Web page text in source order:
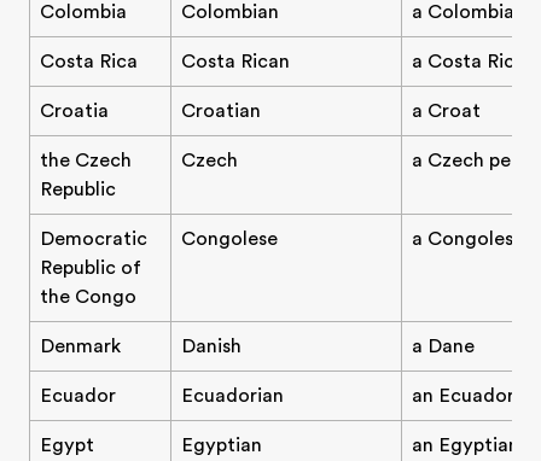
Colombia Colombian a Colombian
Costa Rica Costa Rican a Costa Rican
Croatia Croatian a Croat
the Czech
Republic
Czech a Czech
Democratic
Republic of
the Congo
Congolese a Congolese
Denmark Danish a Dane
Ecuador Ecuadorian an Ecuadorian
Egypt Egyptian an Egyptian